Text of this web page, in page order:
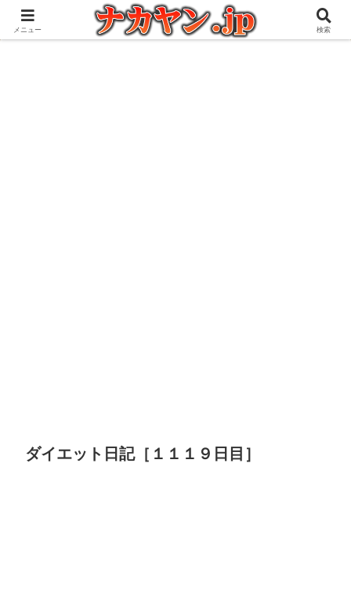
アウトドアとガジェット好きな管理人の愉快な日々を綴るブログ
ダイエット日記［１１１９日目］
メニュー 検索